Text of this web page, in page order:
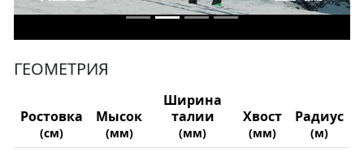
ГЕОМЕТРИЯ
Ростовка
(см)
Мысок
(мм)
Ширина
талии
(мм)
Хвост
(мм)
Радиус
(м)